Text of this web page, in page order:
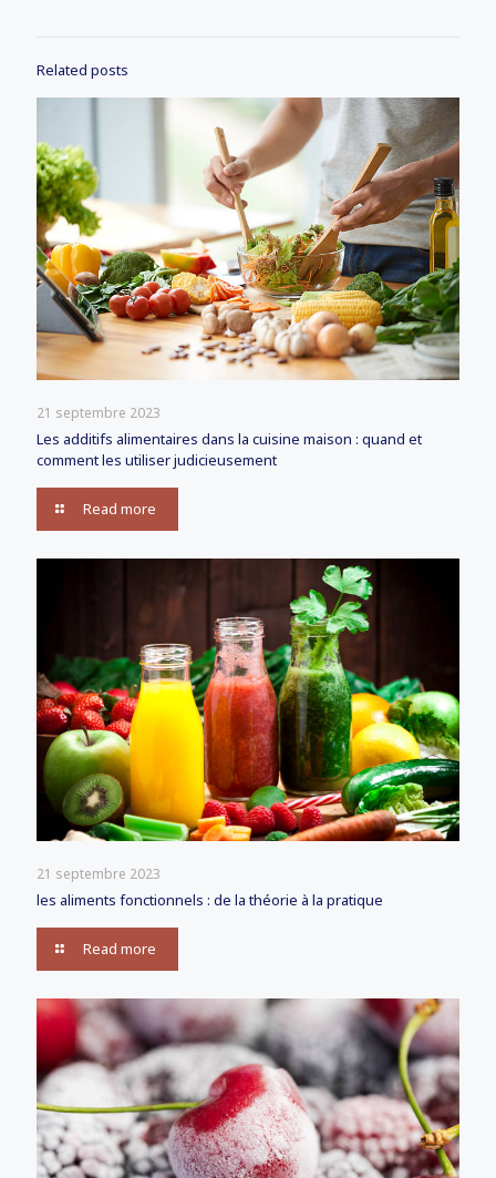
Related posts
21 septembre 2023
Les additifs alimentaires dans la cuisine maison : quand et
comment les utiliser judicieusement
Read more
21 septembre 2023
les aliments fonctionnels : de la théorie à la pratique
Read more